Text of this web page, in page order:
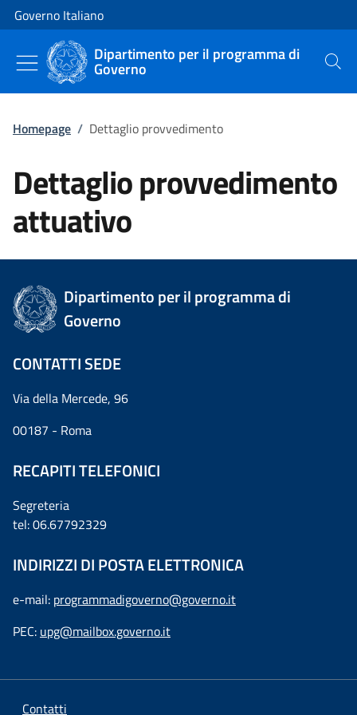
Vai al contenuto
Vai alla navigazione del sito
Governo Italiano
Dipartimento per il programma di
Governo Cerca
Homepage / Dettaglio provvedimento
Dettaglio provvedimento
attuativo
Dipartimento per il programma di
Governo
CONTATTI SEDE
Via della Mercede, 96
00187 - Roma
RECAPITI TELEFONICI
Segreteria
tel: 06.67792329
INDIRIZZI DI POSTA ELETTRONICA
e-mail: programmadigoverno@governo.it
PEC: upg@mailbox.governo.it
Contatti